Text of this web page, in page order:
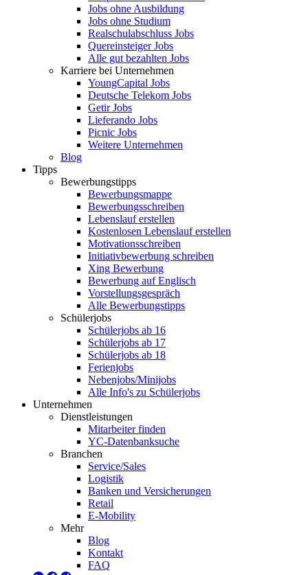
Jobs ohne Ausbildung
Jobs ohne Studium
Realschulabschluss Jobs
Quereinsteiger Jobs
Alle gut bezahlten Jobs
Karriere bei Unternehmen
YoungCapital Jobs
Deutsche Telekom Jobs
Getir Jobs
Lieferando Jobs
Picnic Jobs
Weitere Unternehmen
Blog
Tipps
Bewerbungstipps
Bewerbungsmappe
Bewerbungsschreiben
Lebenslauf erstellen
Kostenlosen Lebenslauf erstellen
Motivationsschreiben
Initiativbewerbung schreiben
Xing Bewerbung
Bewerbung auf Englisch
Vorstellungsgespräch
Alle Bewerbungstipps
Schülerjobs
Schülerjobs ab 16
Schülerjobs ab 17
Schülerjobs ab 18
Ferienjobs
Nebenjobs/Minijobs
Alle Info's zu Schülerjobs
Unternehmen
Dienstleistungen
Mitarbeiter finden
YC-Datenbanksuche
Branchen
Service/Sales
Logistik
Banken und Versicherungen
Retail
E-Mobility
Mehr
Blog
Kontakt
FAQ